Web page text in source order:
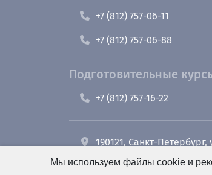
+7 (812) 757-06-11
+7 (812) 757-06-88
Подготовительные
+7 (812) 757-16-22
190121, Санкт-
+7 (812) 495-26-48
Мы используем файлы cookie и